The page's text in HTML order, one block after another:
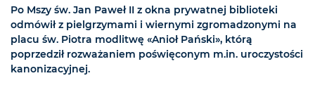
Po Mszy św. Jan Paweł II z okna prywatnej biblioteki
odmówił z pielgrzymami i wiernymi zgromadzonymi na
placu św. Piotra modlitwę «Anioł Pański», którą
poprzedził rozważaniem poświęconym m.in. uroczystości
kanonizacyjnej.